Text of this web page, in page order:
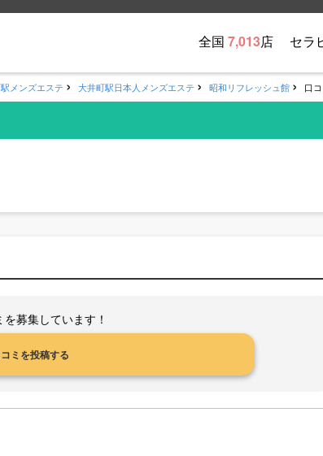
全国 7,013店 セラ
メンズエステ 大井町駅日本人メンズエステ 昭和リフレッシュ館 口
募集しています！
ミを投稿する